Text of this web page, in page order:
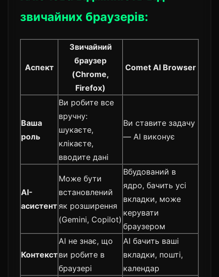
звичайних браузерів:
Аспект
Звичайний
браузер
(Chrome,
Firefox)
Comet AI Browser
Ваша
роль
Ви робите все
вручну:
шукаєте,
клікаєте,
вводите дані
Ви ставите задачу
— AI виконує
AI-
асистент
Може бути
встановлений
як розширення
(Gemini, Copilot)
Вбудований в
ядро, бачить усі
вкладки, може
керувати
браузером
Контекст
AI не знає, що
ви робите в
браузері
AI бачить ваші
вкладки, пошті,
календар